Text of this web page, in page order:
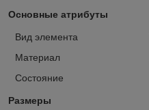
Основные атрибуты
Вид элемента
Материал
Состояние
Размеры